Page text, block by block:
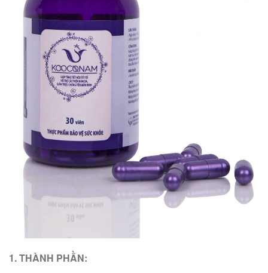
1. THÀNH PHẦN: